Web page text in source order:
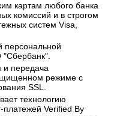
картам любого банка
комиссий и в строгом
систем Visa,
персональной
передача
режиме с
SSL.
технологию
платежей Verified By